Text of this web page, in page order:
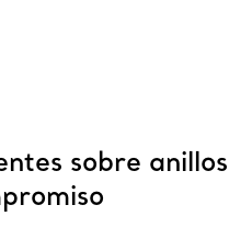
sobre anillos